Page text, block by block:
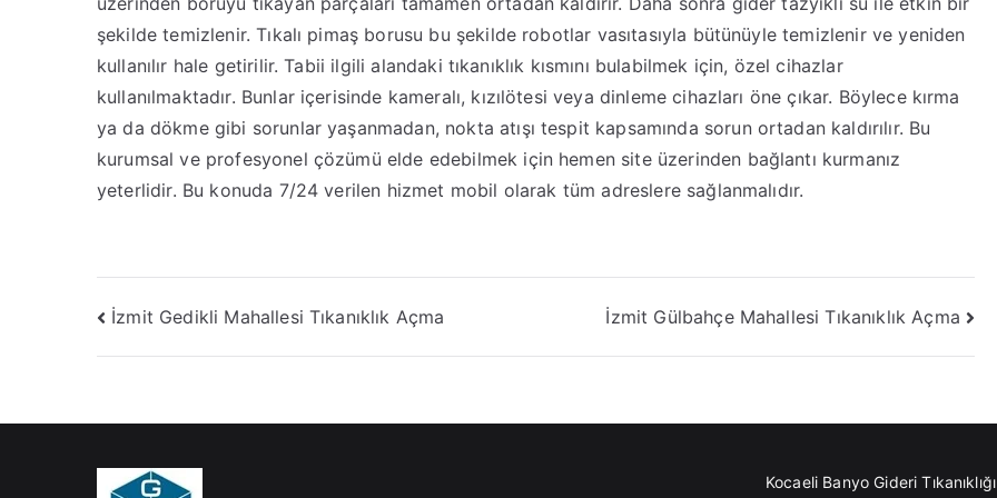
şekilde temizlenir. Tıkalı pimaş borusu bu şekilde robotlar vasıtasıyla bütünüyle temizlenir ve yeniden
kullanılır hale getirilir. Tabii ilgili alandaki tıkanıklık kısmını bulabilmek için, özel cihazlar
kullanılmaktadır. Bunlar içerisinde kameralı, kızılötesi veya dinleme cihazları öne çıkar. Böylece kırma
ya da dökme gibi sorunlar yaşanmadan, nokta atışı tespit kapsamında sorun ortadan kaldırılır. Bu
kurumsal ve profesyonel çözümü elde edebilmek için hemen site üzerinden bağlantı kurmanız
yeterlidir. Bu konuda 7/24 verilen hizmet mobil olarak tüm adreslere sağlanmalıdır.
Yazı
gezinmesi
İzmit Gedikli Mahallesi Tıkanıklık Açma İzmit Gülbahçe Mahallesi Tıkanıklık Açma
Kocaeli Banyo Gideri